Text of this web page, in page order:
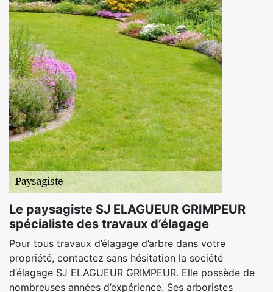
Le paysagiste SJ ELAGUEUR GRIMPEUR
spécialiste des travaux d’élagage
Pour tous travaux d’élagage d’arbre dans votre
propriété, contactez sans hésitation la société
d’élagage SJ ELAGUEUR GRIMPEUR. Elle possède de
nombreuses années d’expérience. Ses arboristes